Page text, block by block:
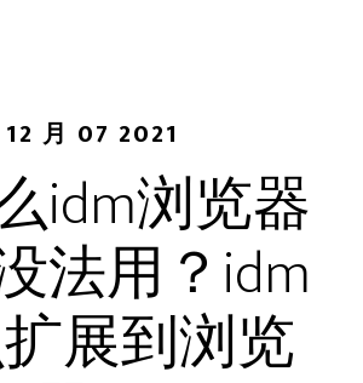
12 月 07 2021
idm浏览器
法用？idm
展到浏览